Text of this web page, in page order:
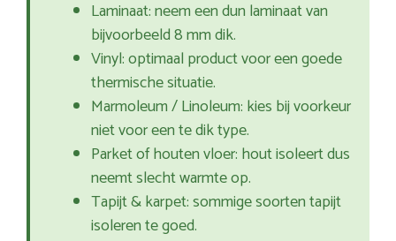
Laminaat: neem een dun laminaat van
bijvoorbeeld 8 mm dik.
Vinyl: optimaal product voor een goede
thermische situatie.
Marmoleum / Linoleum: kies bij voorkeur
niet voor een te dik type.
Parket of houten vloer: hout isoleert dus
neemt slecht warmte op.
Tapijt & karpet: sommige soorten tapijt
isoleren te goed.